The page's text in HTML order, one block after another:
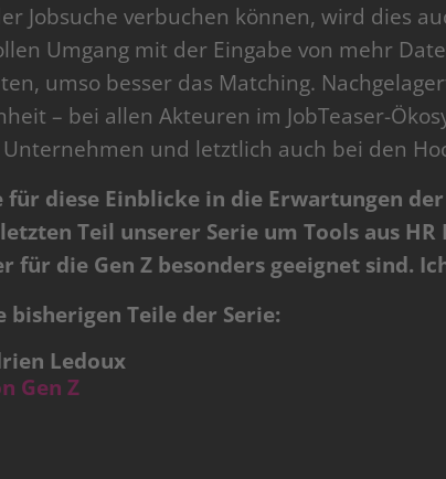
Jobsuche verbuchen können, wird dies
Umgang mit der Eingabe von mehr
umso besser das Matching.
– bei allen Akteuren im JobTeaser-
und letztlich auch bei den
für diese Einblicke in die Erwartungen
Teil unserer Serie um Tools aus
für die Gen Z besonders geeignet sind.
bisherigen Teile der Serie:
Ledoux
Gen Z